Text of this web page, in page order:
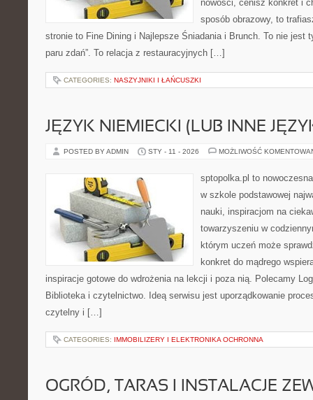
nowości, cenisz konkret i
sposób obrazowy, to
stronie to Fine Dining i Najlepsze Śniadania i Brunch. To nie jest
paru zdań”. To relacja z restauracyjnych […]
CATEGORIES: NASZYJNIKI I ŁAŃCUSZKI
JĘZYK NIEMIECKI (LUB INNE
POSTED BY ADMIN STY - 11 - 2026 MOŻLIWOŚĆ
sptopolka.pl to
w szkole podstawowej
nauki, inspiracjom na
towarzyszeniu w
którym uczeń może
konkret do mądrego
inspiracje gotowe do wdrożenia na lekcji i poza nią. Polecamy
Biblioteka i czytelnictwo. Ideą serwisu jest uporządkowanie
czytelny i […]
CATEGORIES: IMMOBILIZERY I ELEKTRONIKA OCHRONNA
OGRÓD, TARAS I INSTALACJE